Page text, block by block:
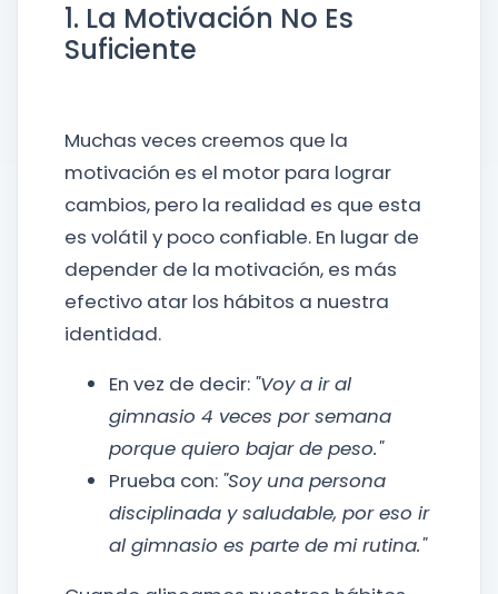
1. La Motivación No Es
Suficiente
Muchas veces creemos que la
motivación es el motor para lograr
cambios, pero la realidad es que esta
es volátil y poco confiable. En lugar de
depender de la motivación, es más
efectivo atar los hábitos a nuestra
identidad.
En vez de decir: "Voy a ir al
gimnasio 4 veces por semana
porque quiero bajar de peso."
Prueba con: "Soy una persona
disciplinada y saludable, por eso ir
al gimnasio es parte de mi rutina."